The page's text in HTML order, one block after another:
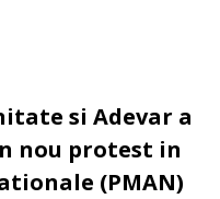
si Adevar a
nou protest in
(PMAN)